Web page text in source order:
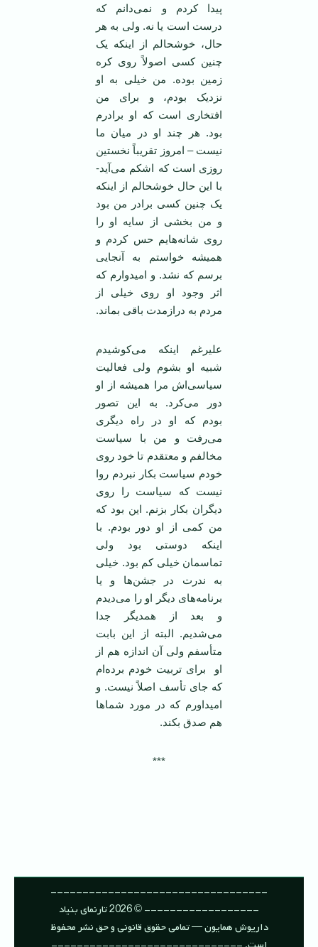
پیدا کردم و نمی‌دانم که
درست است یا نه. ولی به هر
حال، خوشحالم از اینکه یک
چنین کسی اصولاً روی کره
زمین بوده. من خیلی به او
نزدیک بودم، و برای من
افتخاری است که او برادرم
بود. هر چند او در میان ما
نیست – امروز تقریباً نخستین
روزی است که اشکم می‌آید-
با این حال خوشحالم از اینکه
یک چنین کسی برادر من بود
و من بخشی از سایه او را
روی شانه‌هایم حس کردم و
همیشه خواستم به آنجایی
برسم که نشد. و امیدوارم که
اثر وجود او روی خیلی از
مردم به درازمدت باقی بماند.
علیرغم اینکه می‌کوشیدم
شبیه او بشوم ولی فعالیت
سیاسی‌اش مرا همیشه از او
دور می‌کرد. به این تصور
بودم که او در راه دیگری
می‌رفت و من با سیاست
مخالفم و معتقدم تا خود روی
خودم سیاست بکار نبردم روا
نیست که سیاست را روی
دیگران بکار بزنم. این بود که
من کمی از او دور بودم. با
اینکه دوستی بود ولی
تماسمان خیلی کم بود. خیلی
به ندرت در جشن‌ها و یا
برنامه‌های دیگر او را می‌دیدم
و بعد از همدیگر جدا
می‌شدیم. البته از این بابت
متأسفم ولی آن اندازه هم از
او برای تربیت خودم برده‌ام
که جای تأسف اصلاً نیست. و
امیداورم که در مورد شما‌ها
هم صدق بکند.
***
----------------------------------
------------------ © 2026 تارنمای بنیاد
داریوش همایون — تمامی حقوق قانونی و حق نشر محفوظ